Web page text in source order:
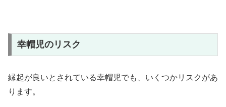
幸帽児のリスク
縁起が良いとされている幸帽児でも、いくつかリスクがあ
ります。